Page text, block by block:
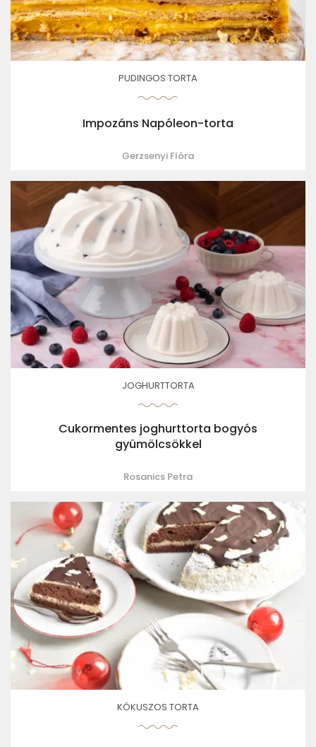
PUDINGOS TORTA
Impozáns Napóleon-torta
Gerzsenyi Flóra
JOGHURTTORTA
Cukormentes joghurttorta bogyós
gyümölcsökkel
Rosanics Petra
KÓKUSZOS TORTA